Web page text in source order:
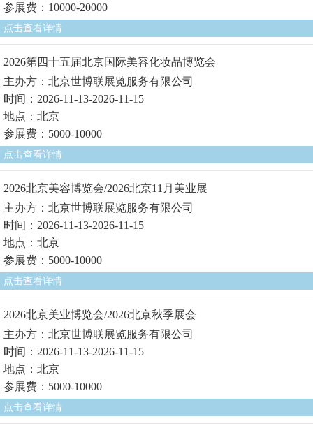
参展费：10000-20000
点击查看详情
2026第四十五届北京国际美容化妆品博览会
主办方：北京世博联展览服务有限公司
时间：2026-11-13-2026-11-15
地点：北京
参展费：5000-10000
点击查看详情
2026北京美容博览会/2026北京11月美业展
主办方：北京世博联展览服务有限公司
时间：2026-11-13-2026-11-15
地点：北京
参展费：5000-10000
点击查看详情
2026北京美业博览会/2026北京秋季展会
主办方：北京世博联展览服务有限公司
时间：2026-11-13-2026-11-15
地点：北京
参展费：5000-10000
点击查看详情